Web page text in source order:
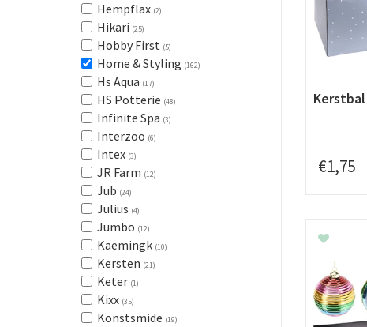
€1,75
Hempflax (2)
Hikari (25)
Hobby First (5)
Home & Styling (162)
Hs Aqua (17)
HS Potterie (48)
Infinite Spa (3)
Interzoo (6)
Intex (3)
JR Farm (12)
Jub (24)
Julius (4)
Jumbo (12)
Kaemingk (10)
Kersten (21)
Keter (1)
Kixx (35)
Konstsmide (19)